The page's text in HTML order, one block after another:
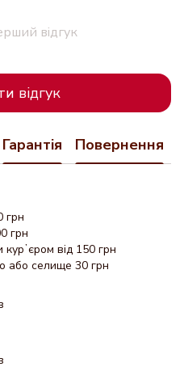
відгук
відгук
Гарантія Повернення
грн
грн
курʼєром від 150 грн
або селище 30 грн